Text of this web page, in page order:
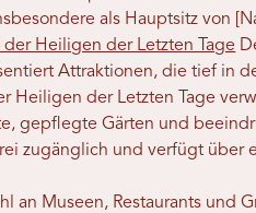
als Hauptsitz von
Heiligen der Letzten Tage
Attraktionen, die tief in
Heiligen der Letzten Tage
gepflegte Gärten und
zugänglich und verfügt über
an Museen, Restaurants und